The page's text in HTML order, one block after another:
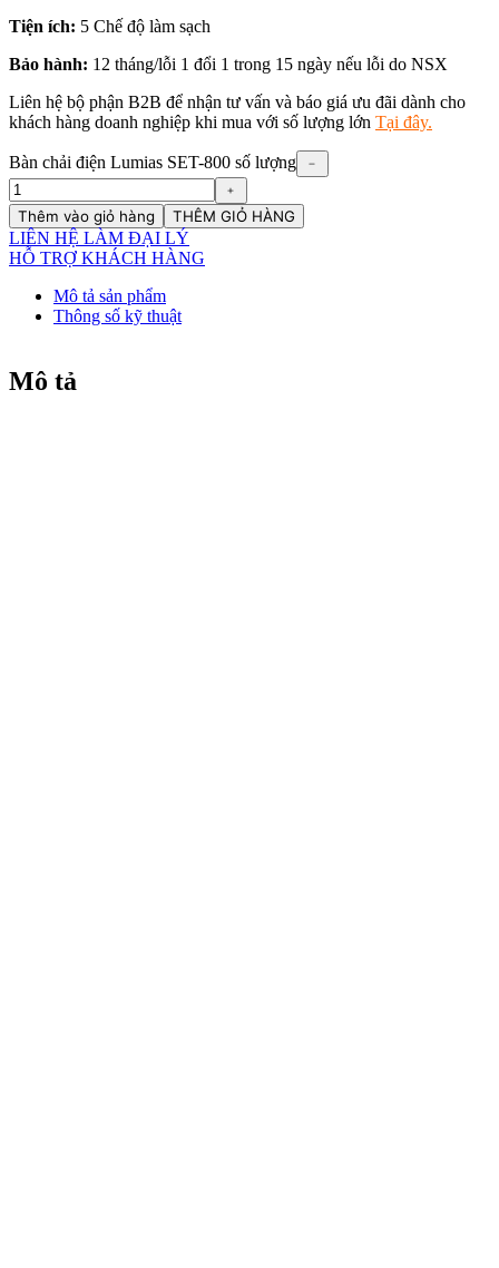
Tiện ích: 5 Chế độ làm sạch
Bảo hành: 12 tháng/lỗi 1 đổi 1 trong 15 ngày nếu lỗi do NSX
Liên hệ bộ phận B2B để nhận tư vấn và báo giá ưu đãi dành cho
khách hàng doanh nghiệp khi mua với số lượng lớn Tại đây.
Bàn chải điện Lumias SET-800 số lượng
﹣
﹢
Thêm vào giỏ hàng
THÊM GIỎ HÀNG
LIÊN HỆ LÀM ĐẠI LÝ
HỖ TRỢ KHÁCH HÀNG
Mô tả sản phẩm
Thông số kỹ thuật
Mô tả